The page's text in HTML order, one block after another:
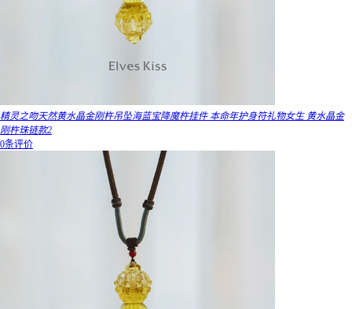
精灵之吻天然黄水晶金刚杵吊坠海蓝宝降魔杵挂件 本命年护身符礼物女生 黄水晶金
刚杵珠链款2
0条评价